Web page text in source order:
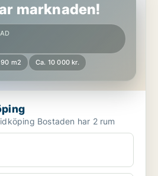
marknaden!
m2 Ca. 10 000 kr.
Lägenhet att hyra i Lidköping Bostaden har 2 rum